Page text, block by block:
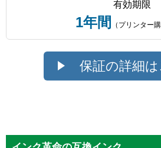
有効期限
1年間 （プリンター
保証の詳細